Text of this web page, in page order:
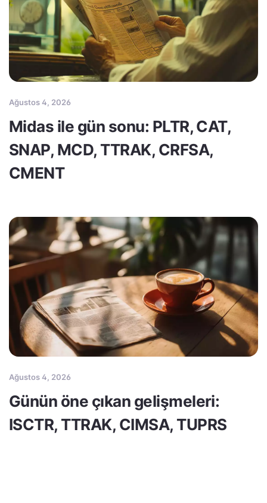
Ağustos 4, 2026
Midas ile gün sonu: PLTR, CAT,
SNAP, MCD, TTRAK, CRFSA,
CMENT
Ağustos 4, 2026
Günün öne çıkan gelişmeleri:
ISCTR, TTRAK, CIMSA, TUPRS